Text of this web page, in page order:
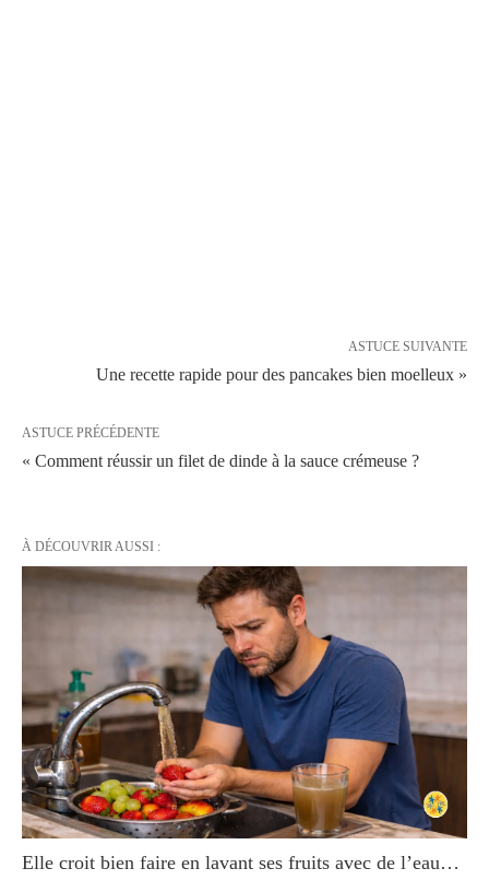
ASTUCE SUIVANTE
Une recette rapide pour des pancakes bien moelleux »
ASTUCE PRÉCÉDENTE
« Comment réussir un filet de dinde à la sauce crémeuse ?
À DÉCOUVRIR AUSSI :
Elle croit bien faire en lavant ses fruits avec de l’eau…